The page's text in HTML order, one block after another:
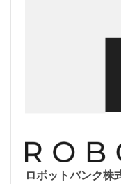
ロボットバンク株